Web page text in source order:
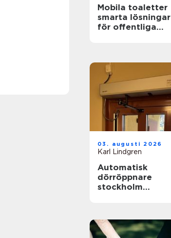
Mobila toaletter
smarta lösningar
för offentliga
03. augusti 2026
Karl Lindgren
Automatisk
dörröppnare
stockholm